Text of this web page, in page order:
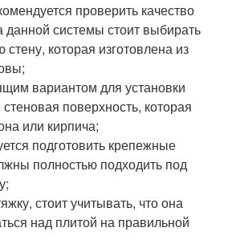
проверить качество
системы стоит выбирать
которая изготовлена из
вариантом для установки
поверхность, которая
или кирпича;
подготовить крепежные
полностью подходить под
стоит учитывать, что она
над плитой на правильной